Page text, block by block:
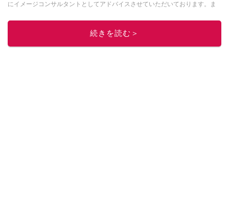
にイメージコンサルタントとしてアドバイスさせていただいております。ま
積み上げ続けている外資系企業のコンサルタント（25年以上のキャリア）か
続きを読む＞